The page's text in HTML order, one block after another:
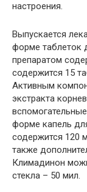
настроения.
Выпускается
форме таблеток
препаратом
содержится 15
Активным
экстракта
форме капель
содержится 120
также
Климадинон
стекла – 50 мил.